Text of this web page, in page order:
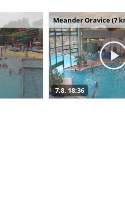
Meander Oravice (7
7.8. 18:36